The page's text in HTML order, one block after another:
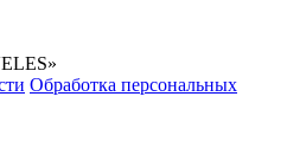
Обработка персональных